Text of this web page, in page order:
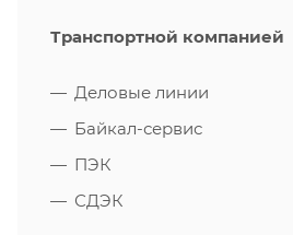
Транспортной компанией
Деловые линии
Байкал-сервис
ПЭК
СДЭК